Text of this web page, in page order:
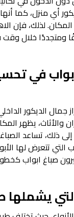
أي منزل، كما
المكان. لذلك، فإن
ومتجددًا خلال وقت
في
جمال الديكور
والأثاث، يظهر
ذلك، تساعد
تتعرض لها
صباغ ابواب
يشملها